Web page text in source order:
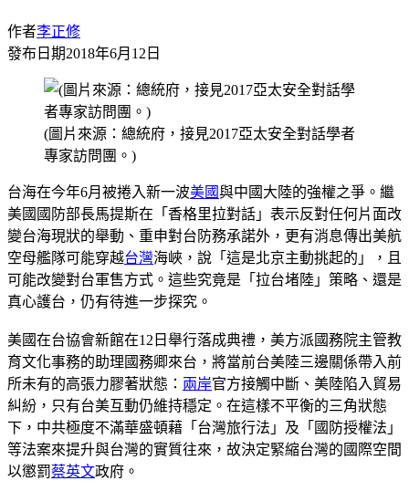
作者李正修
發布日期2018年6月12日
(圖片來源：總統府，接見2017亞太安全對話學者
專家訪問團。)
台海在今年6月被捲入新一波美國與中國大陸的強權之爭。繼
美國國防部長馬提斯在「香格里拉對話」表示反對任何片面改
變台海現狀的舉動、重申對台防務承諾外，更有消息傳出美航
空母艦隊可能穿越台灣海峽，說「這是北京主動挑起的」，且
可能改變對台軍售方式。這些究竟是「拉台堵陸」策略、還是
真心護台，仍有待進一步探究。
美國在台協會新館在12日舉行落成典禮，美方派國務院主管教
育文化事務的助理國務卿來台，將當前台美陸三邊關係帶入前
所未有的高張力膠著狀態： 兩岸官方接觸中斷、美陸陷入貿易
糾紛，只有台美互動仍維持穩定。在這樣不平衡的三角狀態
下，中共極度不滿華盛頓藉「台灣旅行法」及「國防授權法」
等法案來提升與台灣的實質往來，故決定緊縮台灣的國際空間
以懲罰蔡英文政府。